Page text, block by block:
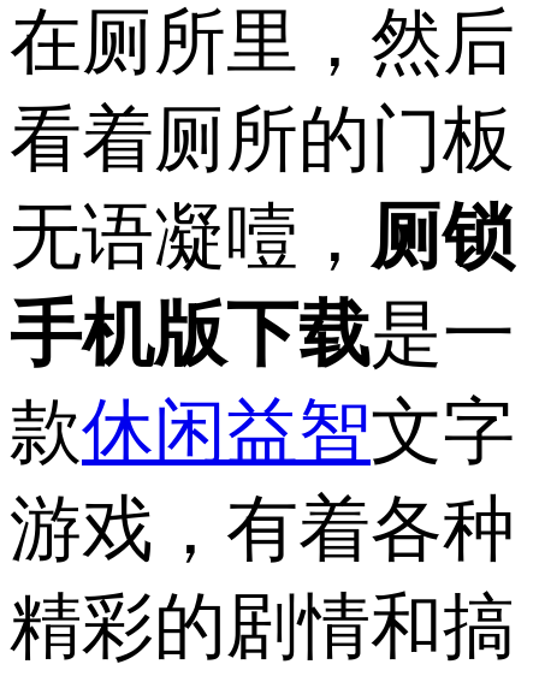
在厕所里，然后
看着厕所的门板
无语凝噎， 厕锁
手机版下载是一
款休闲益智文字
游戏，有着各种
精彩的剧情和搞